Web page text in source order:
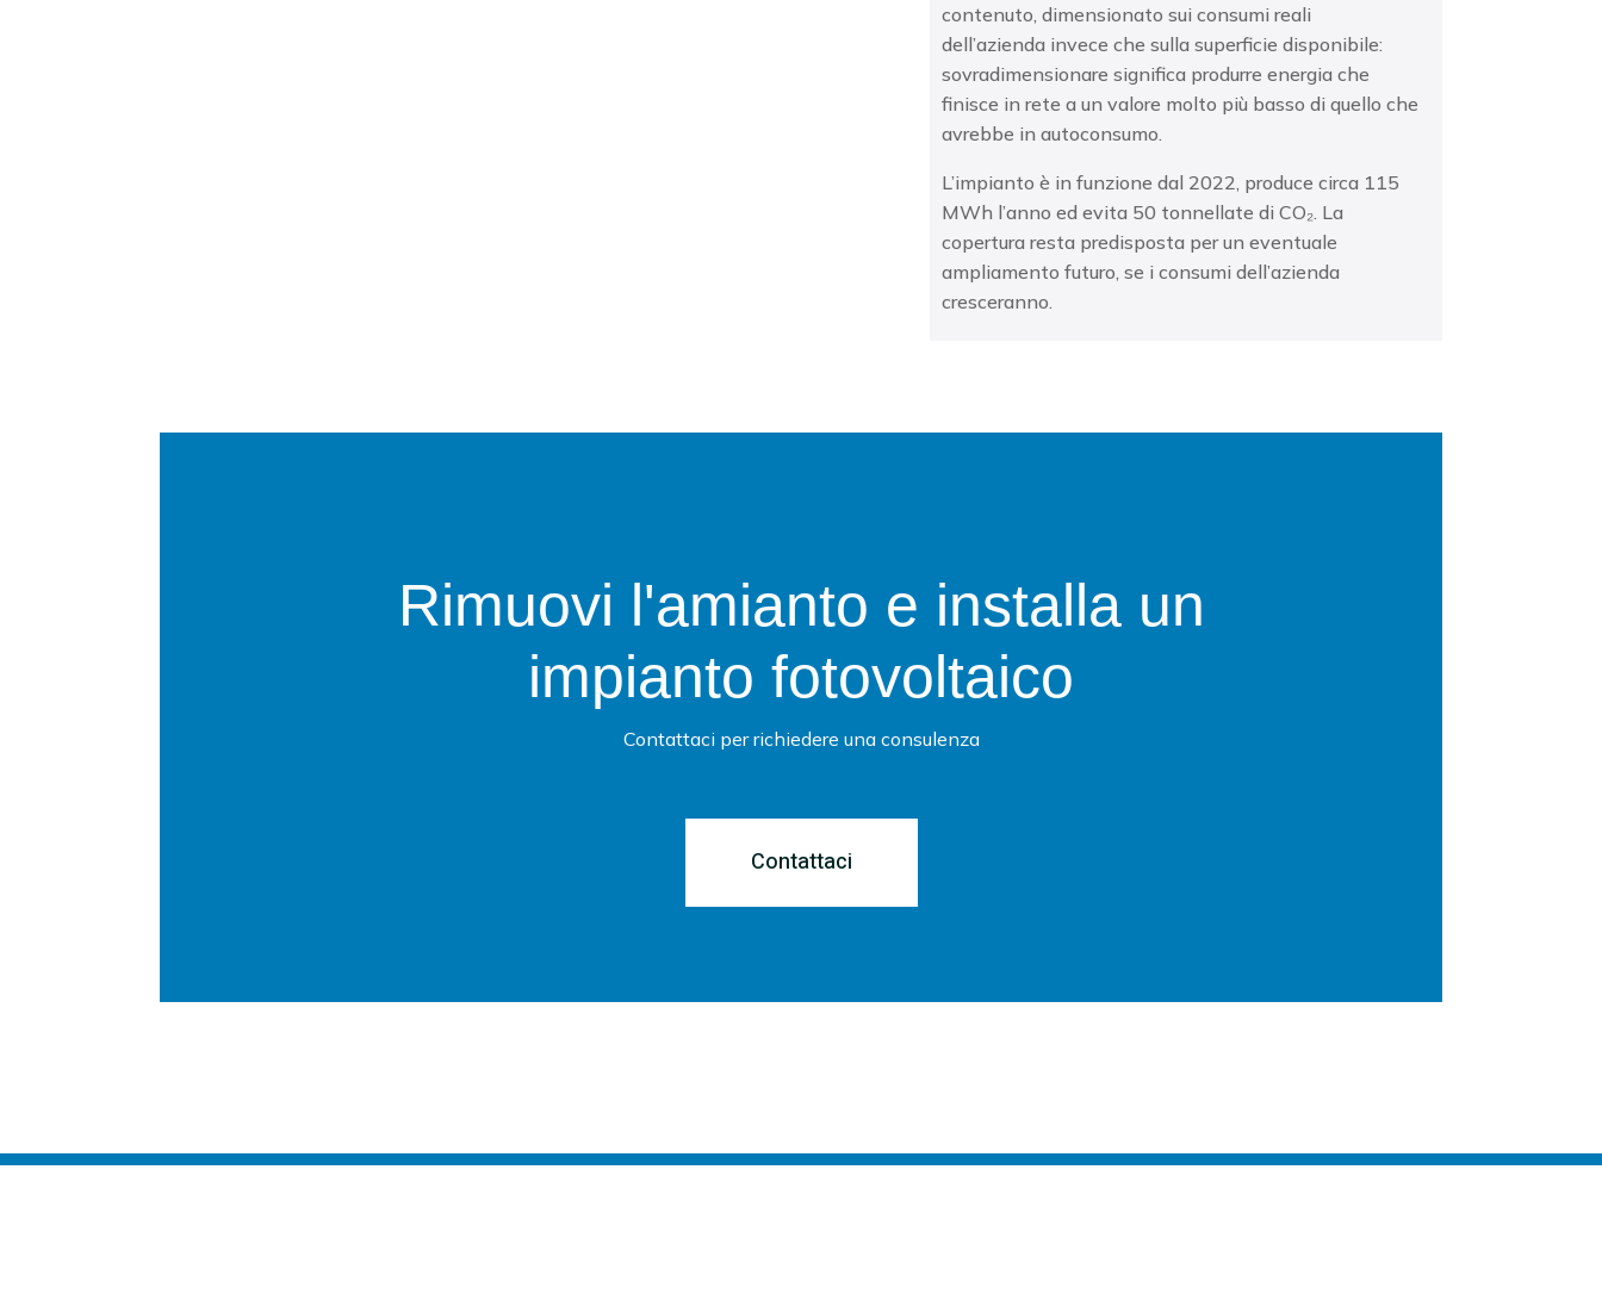
contenuto, dimensionato sui consumi reali
dell’azienda invece che sulla superficie disponibile:
sovradimensionare significa produrre energia che
finisce in rete a un valore molto più basso di quello che
avrebbe in autoconsumo.
L’impianto è in funzione dal 2022, produce circa 115
MWh l’anno ed evita 50 tonnellate di CO₂. La
copertura resta predisposta per un eventuale
ampliamento futuro, se i consumi dell’azienda
cresceranno.
Rimuovi l'amianto e installa un
impianto fotovoltaico
Contattaci per richiedere una consulenza
Contattaci